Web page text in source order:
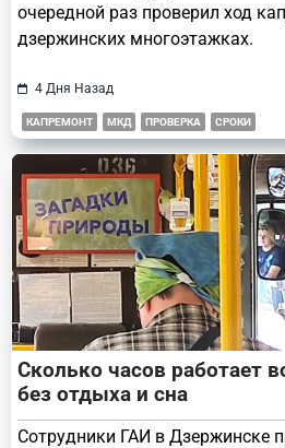
очередной раз проверил ход
дзержинских многоэтажках.
4 Дня Назад
КАПРЕМОНТ МКД ПРОВЕРКА СРОКИ
Сколько часов работает
без отдыха и сна
Сотрудники ГАИ в Дзержинске